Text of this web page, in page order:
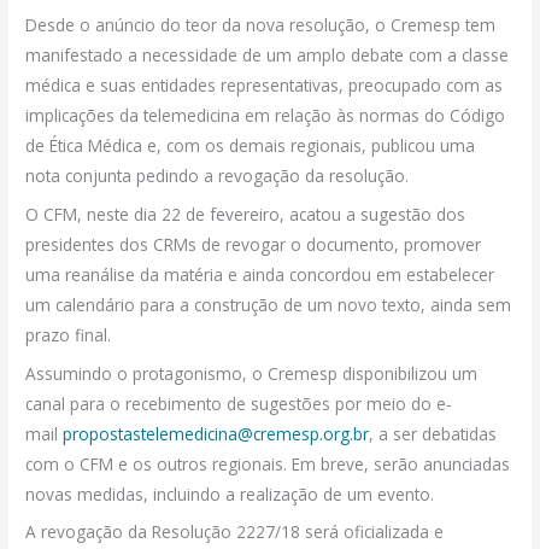
Desde o anúncio do teor da nova resolução, o Cremesp tem
manifestado a necessidade de um amplo debate com a classe
médica e suas entidades representativas, preocupado com as
implicações da telemedicina em relação às normas do Código
de Ética Médica e, com os demais regionais, publicou uma
nota conjunta pedindo a revogação da resolução.
O CFM, neste dia 22 de fevereiro, acatou a sugestão dos
presidentes dos CRMs de revogar o documento, promover
uma reanálise da matéria e ainda concordou em estabelecer
um calendário para a construção de um novo texto, ainda sem
prazo final.
Assumindo o protagonismo, o Cremesp disponibilizou um
canal para o recebimento de sugestões por meio do e-
mailpropostastelemedicina@cremesp.org.br, a ser debatidas
com o CFM e os outros regionais. Em breve, serão anunciadas
novas medidas, incluindo a realização de um evento.
A revogação da Resolução 2227/18 será oficializada e